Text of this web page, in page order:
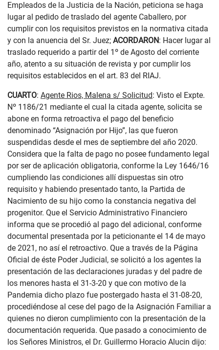
Empleados de la Justicia de la Nación, peticiona se haga
lugar al pedido de traslado del agente Caballero, por
cumplir con los requisitos previstos en la normativa citada
y con la anuencia del Sr. Juez; ACORDARON: Hacer lugar al
traslado requerido a partir del 1º de Agosto del corriente
año, atento a su situación de revista y por cumplir los
requisitos establecidos en el art. 83 del RIAJ.
CUARTO: Agente Rios, Malena s/ Solicitud: Visto el Expte.
Nº 1186/21 mediante el cual la citada agente, solicita se
abone en forma retroactiva el pago del beneficio
denominado “Asignación por Hijo”, las que fueron
suspendidas desde el mes de septiembre del año 2020.
Considera que la falta de pago no posee fundamento legal
por ser de aplicación obligatoria, conforme la Ley 1646/16
cumpliendo las condiciones allí dispuestas sin otro
requisito y habiendo presentado tanto, la Partida de
Nacimiento de su hijo como la constancia negativa del
progenitor. Que el Servicio Administrativo Financiero
informa que se procedió al pago del adicional, conforme
documental presentada por la peticionante el 14 de mayo
de 2021, no así el retroactivo. Que a través de la Página
Oficial de éste Poder Judicial, se solicitó a los agentes la
presentación de las declaraciones juradas y del padre de
los menores hasta el 31-3-20 y que con motivo de la
Pandemia dicho plazo fue postergado hasta el 31-08-20,
procediéndose al cese del pago de la Asignación Familiar a
quienes no dieron cumplimiento con la presentación de la
documentación requerida. Que pasado a conocimiento de
los Señores Ministros, el Dr. Guillermo Horacio Alucin dijo: